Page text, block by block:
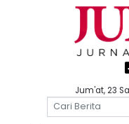
Jum'at, 23